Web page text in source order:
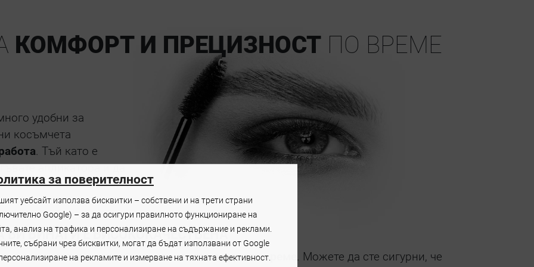
КОМФОРТ И ПРЕЦИЗНОСТ ПО ВРЕМЕ
удобни за
косъмчета
. Тъй като е
апликатора и да
ВИ ВИНАГИ Е ВИСОКОКАЧЕСТВЕНА
еднократна употреба, коитостигат за дълго време . Можете да сте сигурни, че
за поверителност
уебсайт използва бисквитки – собствени и на трети страни
Google) – за да осигури правилното функциониране на
анализ на трафика и персонализиране на съдържание и реклами.
събрани чрез бисквитки, могат да бъдат използвани от Google
на рекламите и измерване на тяхната ефективност.